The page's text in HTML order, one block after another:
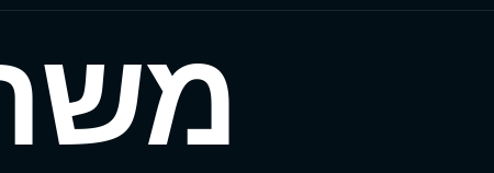
משה